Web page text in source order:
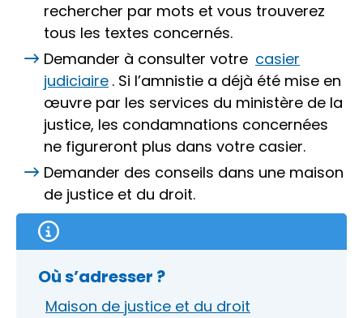
rechercher par mots et vous trouverez
tous les textes concernés.
Demander à consulter votre casier
judiciaire . Si l’amnistie a déjà été mise en
œuvre par les services du ministère de la
justice, les condamnations concernées
ne figureront plus dans votre casier.
Demander des conseils dans une maison
de justice et du droit.
Où s’adresser ?
Maison de justice et du droit